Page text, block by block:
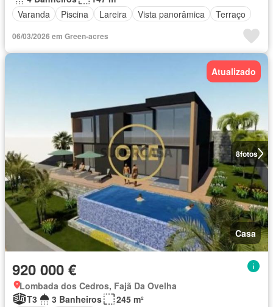
Varanda
Piscina Lareira Vista panorâmica Terraço
06/03/2026 em Green-acres
8fotos
Atualizado
Casa
920 000 €
Lombada dos Cedros, Fajã Da Ovelha
T3
3 Banheiros
245 m²